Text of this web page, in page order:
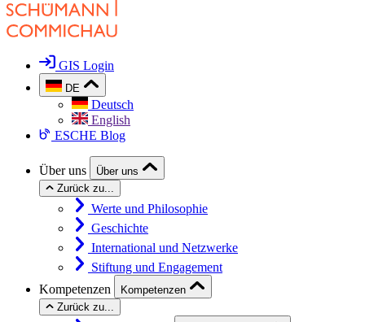
GIS Login
DE
Deutsch
English
ESCHE Blog
Über uns
Über uns
Zurück zu...
Werte und Philosophie
Geschichte
International und Netzwerke
Stiftung und Engagement
Kompetenzen
Kompetenzen
Zurück zu...